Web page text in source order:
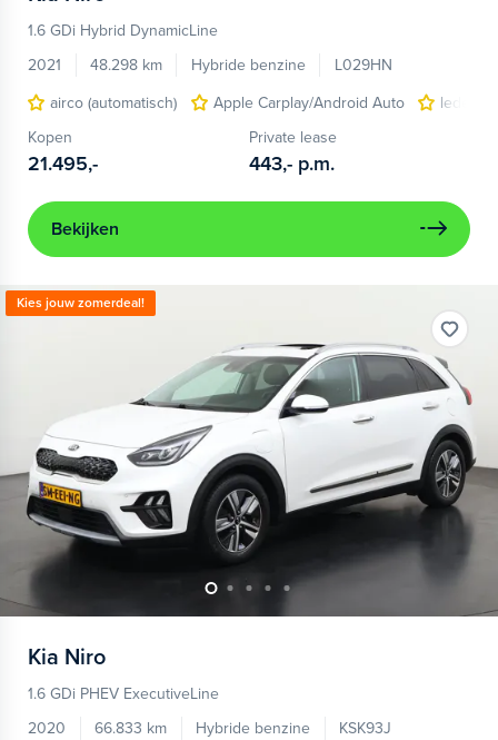
1.6 GDi Hybrid DynamicLine
2021
48.298 km Hybride benzine
L029HN
airco (automatisch)
Apple Carplay/Android Auto
Kopen
21.495,-
Private lease
443,- p.m.
Bekijken
Kies jouw zomerdeal!
Kia Niro
1.6 GDi PHEV ExecutiveLine
2020
66.833 km Hybride benzine
KSK93J